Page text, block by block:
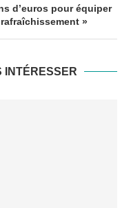
d’euros pour équiper
»
INTÉRESSER